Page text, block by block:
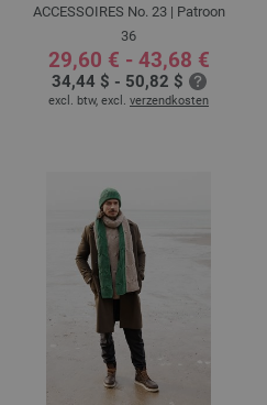
ACCESSOIRES No. 23 | Patroon
36
29,60 € - 43,68 €
34,44 $ - 50,82 $
excl. btw, excl. verzendkosten